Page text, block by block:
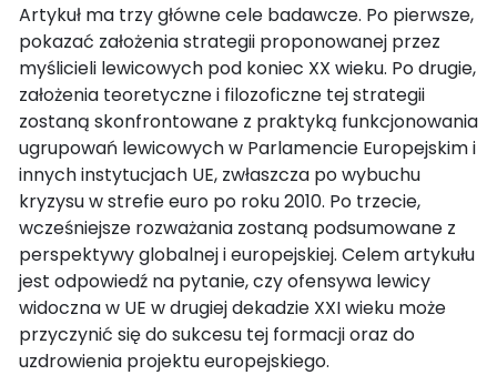
Artykuł ma trzy główne cele badawcze. Po pierwsze,
pokazać założenia strategii proponowanej przez
myślicieli lewicowych pod koniec XX wieku. Po drugie,
założenia teoretyczne i filozoficzne tej strategii
zostaną skonfrontowane z praktyką funkcjonowania
ugrupowań lewicowych w Parlamencie Europejskim i
innych instytucjach UE, zwłaszcza po wybuchu
kryzysu w strefie euro po roku 2010. Po trzecie,
wcześniejsze rozważania zostaną podsumowane z
perspektywy globalnej i europejskiej. Celem artykułu
jest odpowiedź na pytanie, czy ofensywa lewicy
widoczna w UE w drugiej dekadzie XXI wieku może
przyczynić się do sukcesu tej formacji oraz do
uzdrowienia projektu europejskiego.